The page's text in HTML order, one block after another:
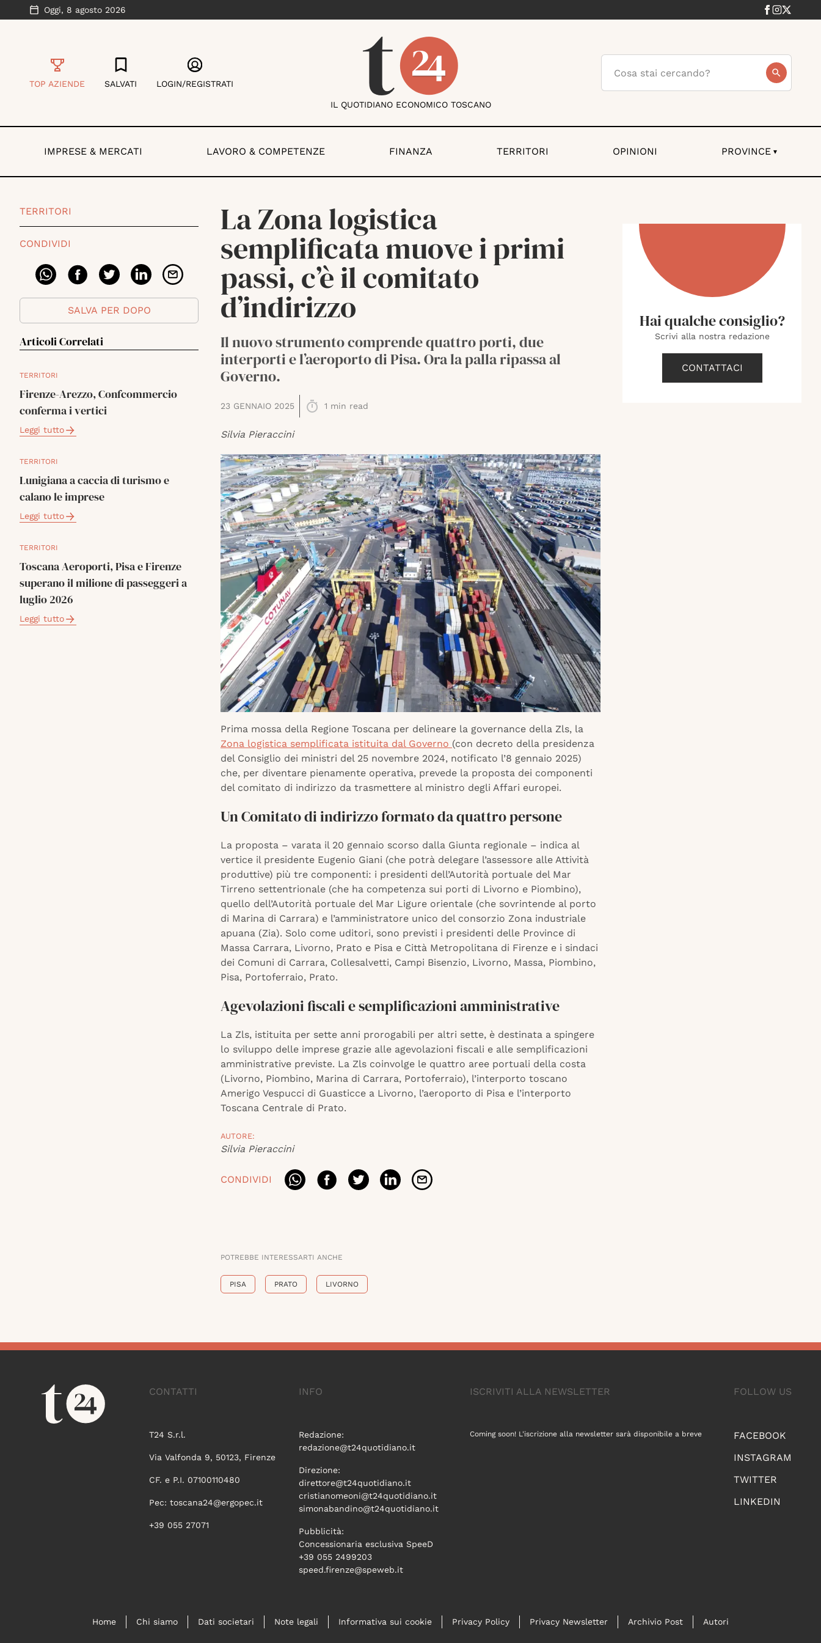
Oggi, 8 agosto 2026
TOP AZIENDE SALVATI LOGIN/REGISTRATI
IL QUOTIDIANO ECONOMICO TOSCANO
IMPRESE & MERCATI LAVORO & COMPETENZE FINANZA TERRITORI OPINIONI PROVINCE ▾
TERRITORI
CONDIVIDI
SALVA PER DOPO
Articoli Correlati
TERRITORI
Firenze-Arezzo, Confcommercio
conferma i vertici
Leggi tutto
TERRITORI
Lunigiana a caccia di turismo e
calano le imprese
Leggi tutto
TERRITORI
Toscana Aeroporti, Pisa e Firenze
superano il milione di passeggeri a
luglio 2026
Leggi tutto
La Zona logistica
semplificata muove i primi
passi, c’è il comitato
d’indirizzo
Il nuovo strumento comprende quattro porti, due
interporti e l’aeroporto di Pisa. Ora la palla ripassa al
Governo.
23 GENNAIO 2025 1 min read
Silvia Pieraccini
Prima mossa della Regione Toscana per delineare la governance della Zls, la
Zona logistica semplificata istituita dal Governo (con decreto della presidenza
del Consiglio dei ministri del 25 novembre 2024, notificato l’8 gennaio 2025)
che, per diventare pienamente operativa, prevede la proposta dei componenti
del comitato di indirizzo da trasmettere al ministro degli Affari europei.
Un Comitato di indirizzo formato da quattro persone
La proposta – varata il 20 gennaio scorso dalla Giunta regionale – indica al
vertice il presidente Eugenio Giani (che potrà delegare l’assessore alle Attività
produttive) più tre componenti: i presidenti dell’Autorità portuale del Mar
Tirreno settentrionale (che ha competenza sui porti di Livorno e Piombino),
quello dell’Autorità portuale del Mar Ligure orientale (che sovrintende al porto
di Marina di Carrara) e l’amministratore unico del consorzio Zona industriale
apuana (Zia). Solo come uditori, sono previsti i presidenti delle Province di
Massa Carrara, Livorno, Prato e Pisa e Città Metropolitana di Firenze e i sindaci
dei Comuni di Carrara, Collesalvetti, Campi Bisenzio, Livorno, Massa, Piombino,
Pisa, Portoferraio, Prato.
Agevolazioni fiscali e semplificazioni amministrative
La Zls, istituita per sette anni prorogabili per altri sette, è destinata a spingere
lo sviluppo delle imprese grazie alle agevolazioni fiscali e alle semplificazioni
amministrative previste. La Zls coinvolge le quattro aree portuali della costa
(Livorno, Piombino, Marina di Carrara, Portoferraio), l’interporto toscano
Amerigo Vespucci di Guasticce a Livorno, l’aeroporto di Pisa e l’interporto
Toscana Centrale di Prato.
AUTORE:
Silvia Pieraccini
CONDIVIDI
POTREBBE INTERESSARTI ANCHE
PISA PRATO LIVORNO
Hai qualche consiglio?
Scrivi alla nostra redazione
CONTATTACI
CONTATTI
T24 S.r.l.
Via Valfonda 9, 50123, Firenze
CF. e P.I. 07100110480
Pec: toscana24@ergopec.it
+39 055 27071
INFO
Redazione:
redazione@t24quotidiano.it
Direzione:
direttore@t24quotidiano.it
cristianomeoni@t24quotidiano.it
simonabandino@t24quotidiano.it
Pubblicità:
Concessionaria esclusiva SpeeD
+39 055 2499203
speed.firenze@speweb.it
FOLLOW US
FACEBOOK
INSTAGRAM
TWITTER
LINKEDIN
ISCRIVITI ALLA NEWSLETTER
Coming soon! L'iscrizione alla newsletter sarà disponibile a breve
Home Chi siamo Dati societari Note legali Informativa sui cookie Privacy Policy Privacy Newsletter Archivio Post Autori